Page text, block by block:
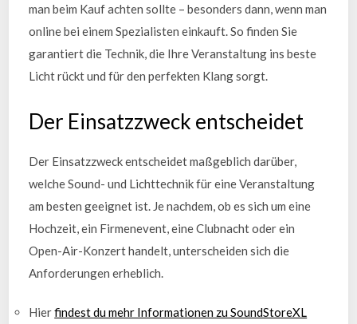
man beim Kauf achten sollte – besonders dann, wenn man
online bei einem Spezialisten einkauft. So finden Sie
garantiert die Technik, die Ihre Veranstaltung ins beste
Licht rückt und für den perfekten Klang sorgt.
Der Einsatzzweck entscheidet
Der Einsatzzweck entscheidet maßgeblich darüber,
welche Sound- und Lichttechnik für eine Veranstaltung
am besten geeignet ist. Je nachdem, ob es sich um eine
Hochzeit, ein Firmenevent, eine Clubnacht oder ein
Open-Air-Konzert handelt, unterscheiden sich die
Anforderungen erheblich.
Hierfindest du mehr Informationen zu SoundStoreXL